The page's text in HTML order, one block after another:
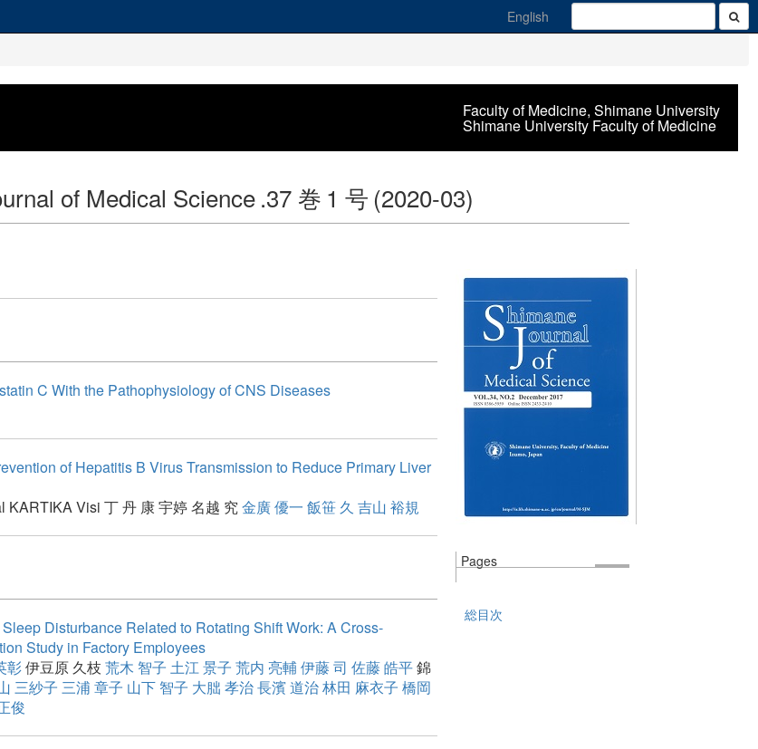
English
Faculty of Medicine, Shimane University
Shimane University Faculty of Medicine
of Medical Science.37 巻 1 号 (2020-03)
C With the Pathophysiology of CNS Diseases
of Hepatitis B Virus Transmission to Reduce Primary Liver
KARTIKA Visi 丁 丹 康 宇婷名越 究金廣 優一 飯笹 久 吉山 裕規
Disturbance Related to Rotating Shift Work: A Cross-
Study in Factory Employees
彰伊豆原 久枝 荒木 智子 土江 景子 荒内 亮輔伊藤 司 佐藤 皓平錦
三紗子 三浦 章子 山下 智子 大朏 孝治長濱 道治林田 麻衣子 橋岡
俊
Pages
総目次